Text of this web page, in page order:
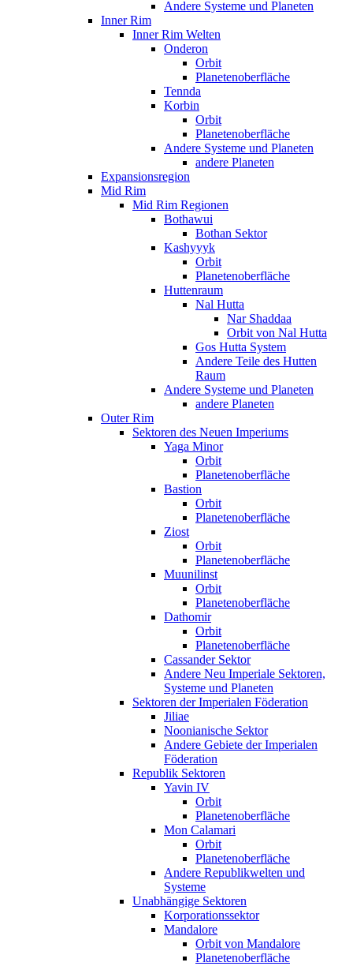
Andere Systeme und Planeten
Inner Rim
Inner Rim Welten
Onderon
Orbit
Planetenoberfläche
Tennda
Korbin
Orbit
Planetenoberfläche
Andere Systeme und Planeten
andere Planeten
Expansionsregion
Mid Rim
Mid Rim Regionen
Bothawui
Bothan Sektor
Kashyyyk
Orbit
Planetenoberfläche
Huttenraum
Nal Hutta
Nar Shaddaa
Orbit von Nal Hutta
Gos Hutta System
Andere Teile des Hutten
Raum
Andere Systeme und Planeten
andere Planeten
Outer Rim
Sektoren des Neuen Imperiums
Yaga Minor
Orbit
Planetenoberfläche
Bastion
Orbit
Planetenoberfläche
Ziost
Orbit
Planetenoberfläche
Muunilinst
Orbit
Planetenoberfläche
Dathomir
Orbit
Planetenoberfläche
Cassander Sektor
Andere Neu Imperiale Sektoren,
Systeme und Planeten
Sektoren der Imperialen Föderation
Jiliae
Noonianische Sektor
Andere Gebiete der Imperialen
Föderation
Republik Sektoren
Yavin IV
Orbit
Planetenoberfläche
Mon Calamari
Orbit
Planetenoberfläche
Andere Republikwelten und
Systeme
Unabhängige Sektoren
Korporationssektor
Mandalore
Orbit von Mandalore
Planetenoberfläche